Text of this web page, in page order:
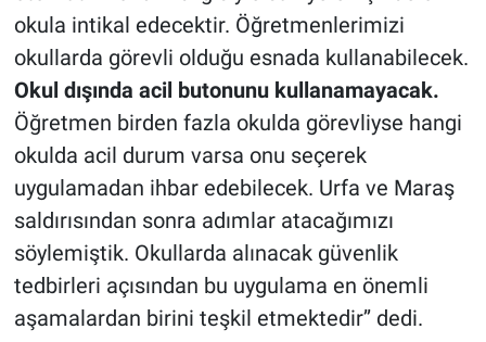
okula intikal edecektir. Öğretmenlerimizi
okullarda görevli olduğu esnada kullanabilecek.
Okul dışında acil butonunu kullanamayacak.
Öğretmen birden fazla okulda görevliyse hangi
okulda acil durum varsa onu seçerek
uygulamadan ihbar edebilecek. Urfa ve Maraş
saldırısından sonra adımlar atacağımızı
söylemiştik. Okullarda alınacak güvenlik
tedbirleri açısından bu uygulama en önemli
aşamalardan birini teşkil etmektedir’’ dedi.